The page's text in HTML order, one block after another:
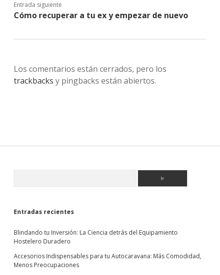
Entrada siguiente
Cómo recuperar a tu ex y empezar de nuevo
Los comentarios están cerrados, pero los
trackbacks y pingbacks están abiertos.
Entradas recientes
Blindando tu Inversión: La Ciencia detrás del Equipamiento
Hostelero Duradero
Accesorios Indispensables para tu Autocaravana: Más Comodidad,
Menos Preocupaciones